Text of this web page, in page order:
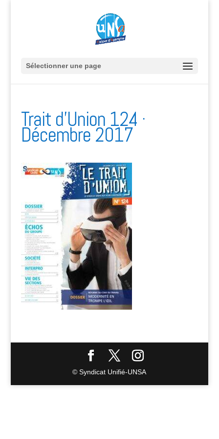
Sélectionner une page
Trait d’Union 124 ·
Décembre 2017
© Syndicat Unifié-UNSA